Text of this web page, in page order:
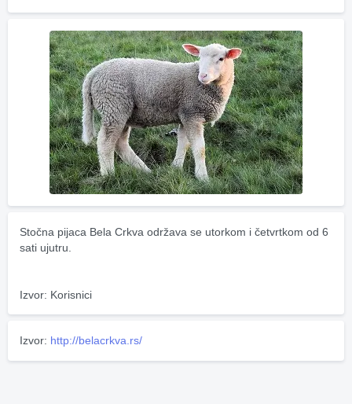
Stočna pijaca Bela Crkva održava se utorkom i četvrtkom od 6
sati ujutru.
Izvor: Korisnici
Izvor: http://belacrkva.rs/